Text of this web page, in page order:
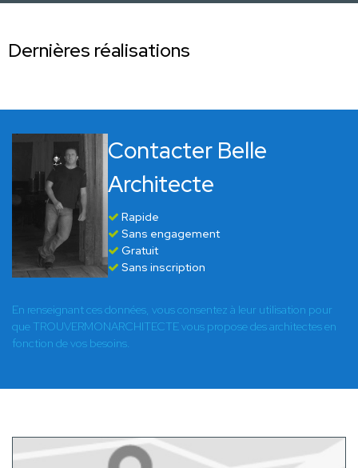
Dernières réalisations
Contacter Belle
Architecte
Rapide
Sans engagement
Gratuit
Sans inscription
En renseignant ces données, vous consentez à leur utilisation pour
que TROUVERMONARCHITECTE vous propose des architectes en
fonction de vos besoins.